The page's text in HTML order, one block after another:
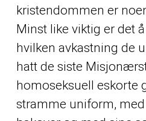
kristendommen er
Minst like viktig er det
hvilken avkastning de
hatt de siste
homoseksuell eskorte
stramme uniform,